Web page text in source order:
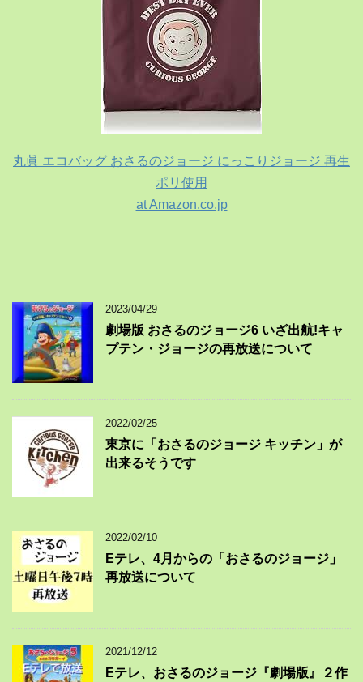
丸眞 エコバッグ おさるのジョージ にっこりジョージ 再生
ポリ使用
at Amazon.co.jp
2023/04/29
劇場版 おさるのジョージ6 いざ出航!キャ
プテン・ジョージの再放送について
2022/02/25
東京に「おさるのジョージ キッチン」が
出来るそうです
2022/02/10
Eテレ、4月からの「おさるのジョージ」
再放送について
2021/12/12
Eテレ、おさるのジョージ『劇場版』２作